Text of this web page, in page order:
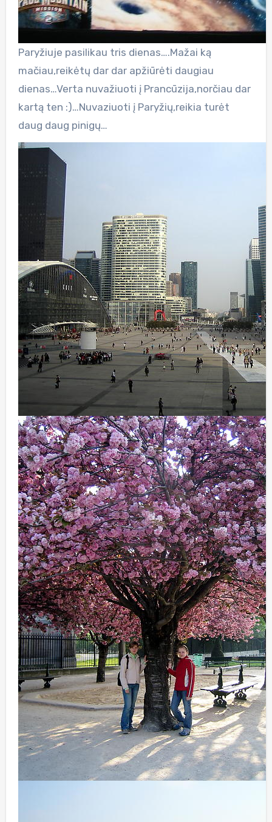
Paryžiuje pasilikau tris dienas….Mažai ką
mačiau,reikėtų dar dar apžiūrėti daugiau
dienas…Verta nuvažiuoti į Prancūzija,norčiau dar
kartą ten :)…Nuvaziuoti į Paryžių,reikia turėt
daug daug pinigų…